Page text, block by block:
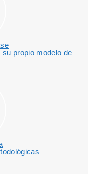
propio modelo de